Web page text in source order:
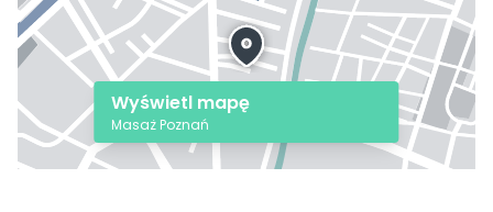
Wyświetl mapę
Masaż Poznań